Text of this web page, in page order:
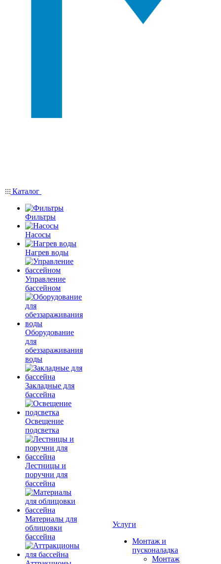
Каталог
Фильтры
Насосы
Нагрев воды
Управление
бассейном
Оборудование
для
обеззараживания
воды
Закладные для
бассейна
Освещение
подсветка
Лестницы и
поручни для
бассейна
Материалы для
облицовки
бассейна
Услуги
Монтаж и
пусконаладка
Монтаж